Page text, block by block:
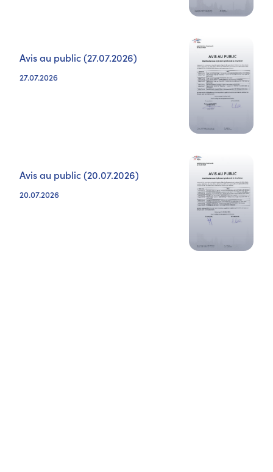
Avis au public (27.07.2026)
27.07.2026
Avis au public (20.07.2026)
20.07.2026